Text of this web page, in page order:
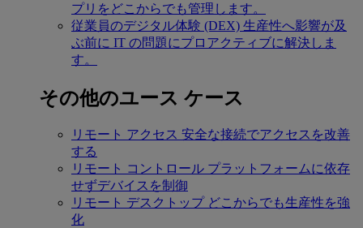
プリをどこからでも管理します。
従業員のデジタル体験 (DEX) 生産性へ影響が及
ぶ前に IT の問題にプロアクティブに解決しま
す。
その他のユース ケース
リモート アクセス 安全な接続でアクセスを改善
する
リモート コントロール プラットフォームに依存
せずデバイスを制御
リモート デスクトップ どこからでも生産性を強
化